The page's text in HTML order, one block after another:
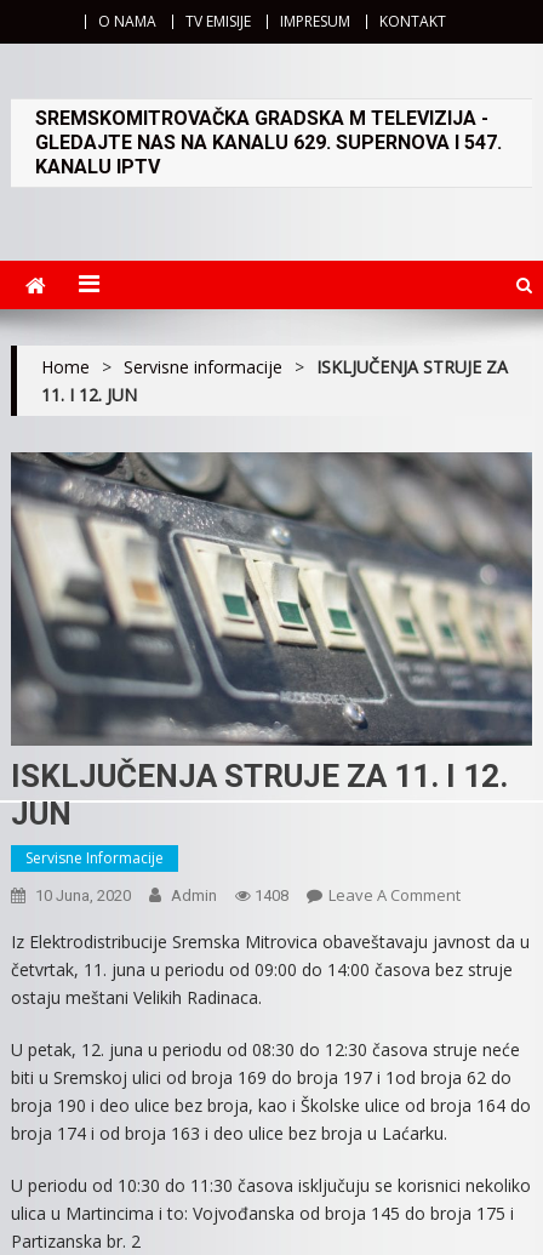
O NAMA TV EMISIJE IMPRESUM KONTAKT
SREMSKOMITROVAČKA GRADSKA M TELEVIZIJA -
GLEDAJTE NAS NA KANALU 629. SUPERNOVA I 547.
KANALU IPTV
Home > Servisne informacije > ISKLJUČENJA STRUJE ZA
11. I 12. JUN
ISKLJUČENJA STRUJE ZA 11. I 12.
JUN
Servisne Informacije
10 Juna, 2020 Admin 1408 Leave A CommentOn
STRUJE
ZA
12.
JUN
Iz Elektrodistribucije Sremska Mitrovica obaveštavaju javnost da u
četvrtak, 11. juna u periodu od 09:00 do 14:00 časova bez struje
ostaju meštani Velikih Radinaca.
U petak, 12. juna u periodu od 08:30 do 12:30 časova struje neće
biti u Sremskoj ulici od broja 169 do broja 197 i 1od broja 62 do
broja 190 i deo ulice bez broja, kao i Školske ulice od broja 164 do
broja 174 i od broja 163 i deo ulice bez broja u Laćarku.
U periodu od 10:30 do 11:30 časova isključuju se korisnici nekoliko
ulica u Martincima i to: Vojvođanska od broja 145 do broja 175 i
Partizanska br. 2